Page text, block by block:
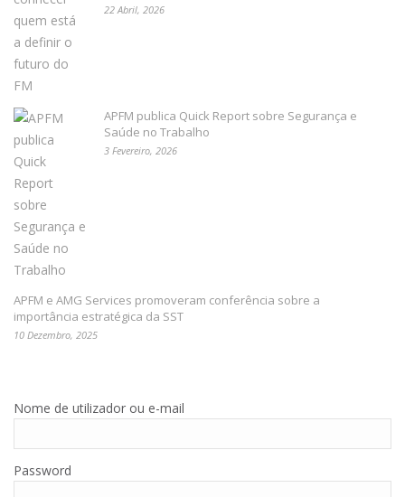
22 Abril, 2026
APFM publica Quick Report sobre Segurança e
Saúde no Trabalho
3 Fevereiro, 2026
APFM e AMG Services promoveram conferência sobre a
importância estratégica da SST
10 Dezembro, 2025
Nome de utilizador ou e-mail
Password